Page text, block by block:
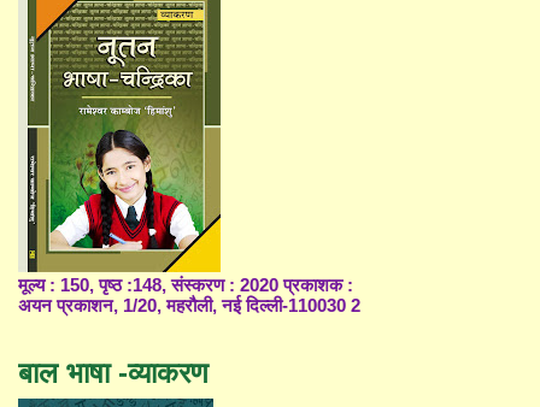
मूल्य : 150, पृष्ठ :148, संस्करण : 2020 प्रकाशक :
अयन प्रकाशन, 1/20, महरौली, नई दिल्ली-110030 2
बाल भाषा -व्याकरण